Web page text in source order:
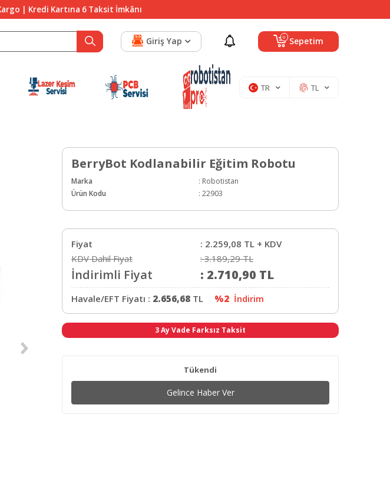
| Kredi Kartına 6 Taksit İmkânı
0 Sepetim
Giriş Yap
TR TL
BerryBot Kodlanabilir Eğitim Robotu
Marka : Robotistan
Ürün Kodu
: 22903
Fiyat : 2.259,08 TL + KDV
KDV Dahil Fiyat
:3.189,29TL
İndirimli Fiyat : 2.710,90 TL
Havale/EFT Fiyatı : 2.656,68 TL %2 İndirim
3 Ay Vade Farksız Taksit
Tükendi
Gelince Haber Ver